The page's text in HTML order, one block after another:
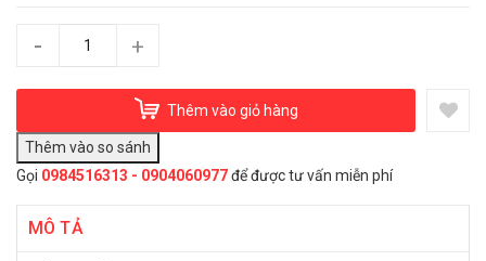
- +
Thêm vào giỏ hàng
Gọi 0984516313 - 0904060977để được tư vấn miễn phí
MÔ TẢ